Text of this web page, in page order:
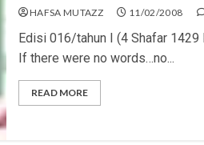
HAFSA MUTAZZ 11/02/2008
Edisi 016/tahun I (4 Shafar
If there were no words…no...
READ MORE